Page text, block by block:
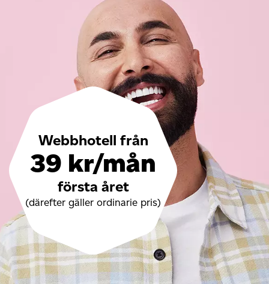
Webbhotell från
39 kr/mån
första året
(därefter gäller ordinarie pris)